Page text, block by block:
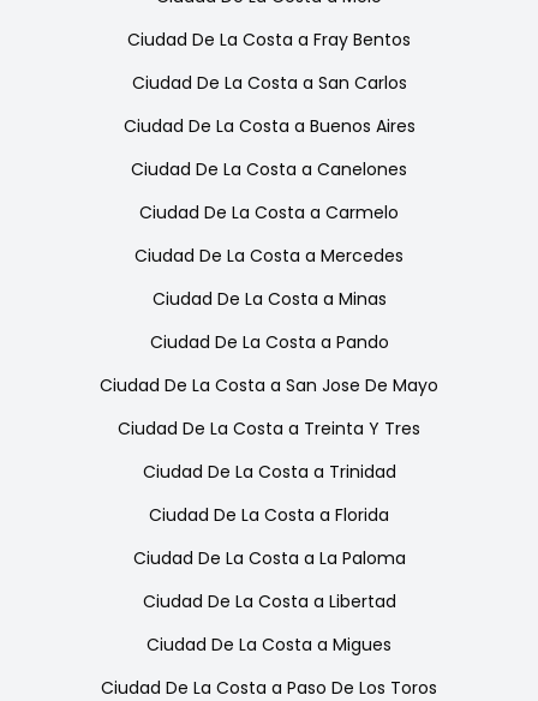
Ciudad De La Costa a Fray Bentos
Ciudad De La Costa a San Carlos
Ciudad De La Costa a Buenos Aires
Ciudad De La Costa a Canelones
Ciudad De La Costa a Carmelo
Ciudad De La Costa a Mercedes
Ciudad De La Costa a Minas
Ciudad De La Costa a Pando
Ciudad De La Costa a San Jose De Mayo
Ciudad De La Costa a Treinta Y Tres
Ciudad De La Costa a Trinidad
Ciudad De La Costa a Florida
Ciudad De La Costa a La Paloma
Ciudad De La Costa a Libertad
Ciudad De La Costa a Migues
Ciudad De La Costa a Paso De Los Toros